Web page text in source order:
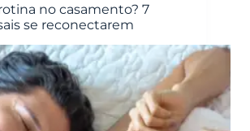
no casamento? 7
se reconectarem